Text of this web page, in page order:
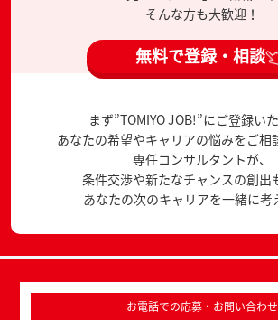
そんな方も大歓迎！
無料で登録・相談
まず”TOMIYO JOB!”にご登録いた
あなたの希望やキャリアの悩みをご相
専任コンサルタントが、
条件交渉や新たなチャンスの創出
あなたの次のキャリアを一緒に考
お電話での応募・お問い合わせ